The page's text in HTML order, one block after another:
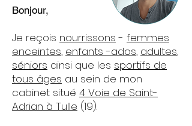
Bonjour,
Je reçois nourrissons - femmes
enceintes, enfants -ados, adultes,
séniors ainsi que les sportifs de
tous âges au sein de mon
cabinet situé 4 Voie de Saint-
Adrian à Tulle (19).